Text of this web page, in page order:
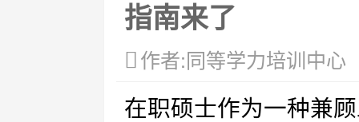
指南来了
作者:同等学力培训中心
在职硕士作为一种兼